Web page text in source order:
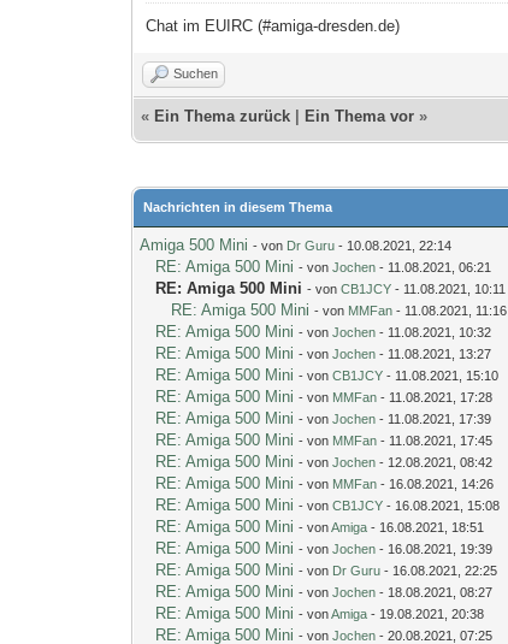
Chat im EUIRC (#amiga-dresden.de)
Suchen
« Ein Thema zurück Ein Thema vor »
Nachrichten in diesem Thema
Amiga 500 Mini - von Dr Guru - 10.08.2021, 22:14
RE: Amiga 500 Mini - vonJochen - 11.08.2021, 06:21
RE: Amiga 500 Mini - vonCB1JCY - 11.08.2021, 10:11
RE: Amiga 500 Mini - von MMFan - 11.08.2021, 11:16
RE: Amiga 500 Mini - vonJochen - 11.08.2021, 10:32
RE: Amiga 500 Mini - vonJochen - 11.08.2021, 13:27
RE: Amiga 500 Mini - vonCB1JCY - 11.08.2021, 15:10
RE: Amiga 500 Mini - von MMFan - 11.08.2021, 17:28
RE: Amiga 500 Mini - vonJochen - 11.08.2021, 17:39
RE: Amiga 500 Mini - von MMFan - 11.08.2021, 17:45
RE: Amiga 500 Mini - vonJochen - 12.08.2021, 08:42
RE: Amiga 500 Mini - von MMFan - 16.08.2021, 14:26
RE: Amiga 500 Mini - vonCB1JCY - 16.08.2021, 15:08
RE: Amiga 500 Mini - vonAmiga - 16.08.2021, 18:51
RE: Amiga 500 Mini - vonJochen - 16.08.2021, 19:39
RE: Amiga 500 Mini - von Dr Guru - 16.08.2021, 22:25
RE: Amiga 500 Mini - vonJochen - 18.08.2021, 08:27
RE: Amiga 500 Mini - vonAmiga - 19.08.2021, 20:38
RE: Amiga 500 Mini - vonJochen - 20.08.2021, 07:25